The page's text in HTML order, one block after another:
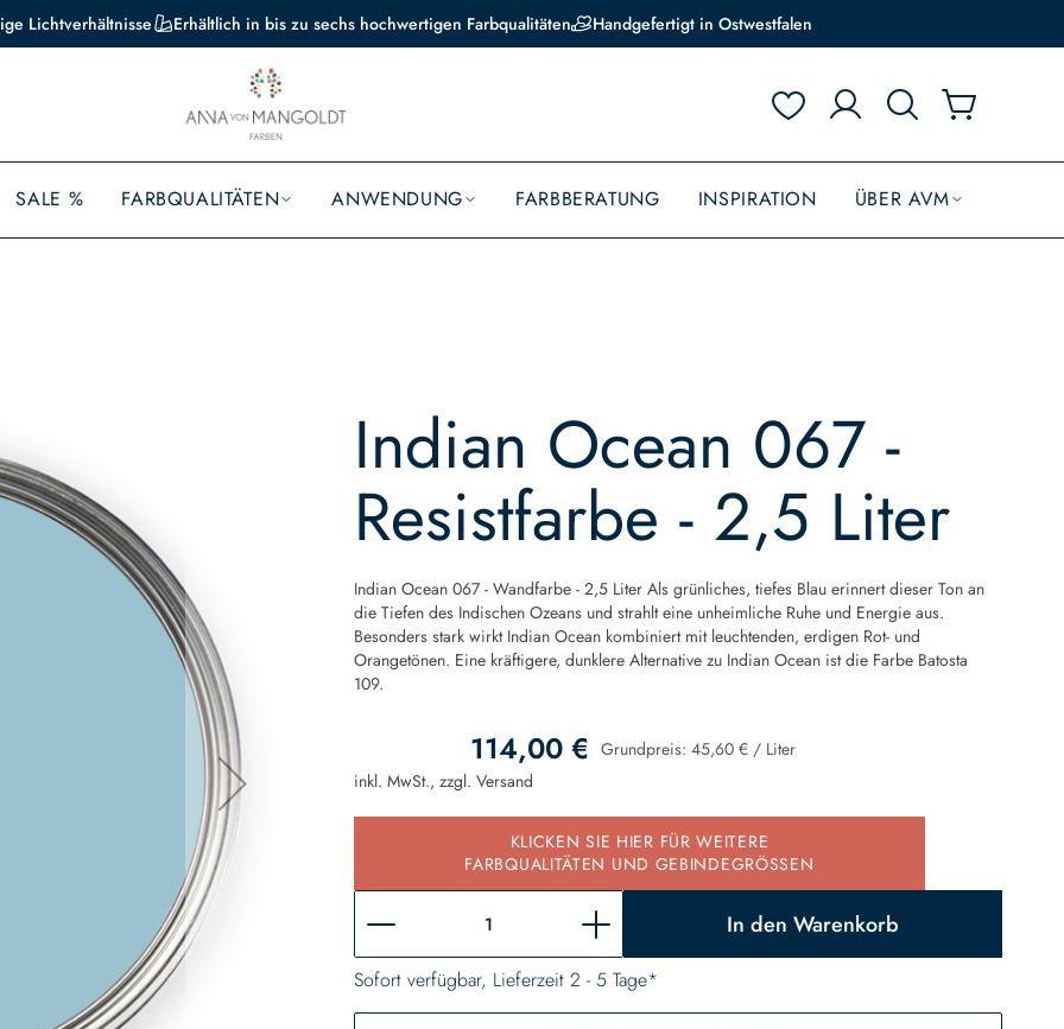
Lichtverhältnisse Erhältlich in bis zu sechs hochwertigen Farbqualitäten Handgefertigt in Ostwestfalen
SALE % FARBQUALITÄTEN ANWENDUNG FARBBERATUNG INSPIRATION ÜBER AVM
Indian Ocean 067 -
Resistfarbe - 2,5 Liter
Indian Ocean 067 - Wandfarbe - 2,5 Liter Als grünliches, tiefes Blau erinnert dieser Ton an
die Tiefen des Indischen Ozeans und strahlt eine unheimliche Ruhe und Energie aus.
Besonders stark wirkt Indian Ocean kombiniert mit leuchtenden, erdigen Rot- und
Orangetönen. Eine kräftigere, dunklere Alternative zu Indian Ocean ist die Farbe Batosta
109.
114,00 € Grundpreis: 45,60 € / Liter
inkl. MwSt., zzgl.Versand
KLICKEN SIE HIER FÜR WEITERE
FARBQUALITÄTEN UND GEBINDEGRÖSSEN
In den Warenkorb
Sofort verfügbar, Lieferzeit 2 - 5 Tage*